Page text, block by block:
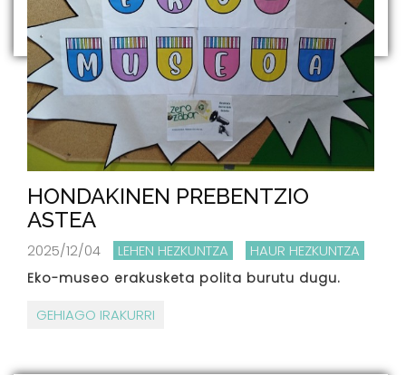
HONDAKINEN PREBENTZIO
ASTEA
2025/12/04 LEHEN HEZKUNTZA HAUR HEZKUNTZA
Eko-museo erakusketa polita burutu dugu.
GEHIAGO IRAKURRI